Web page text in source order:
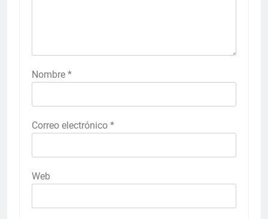
Nombre *
Correo electrónico *
Web